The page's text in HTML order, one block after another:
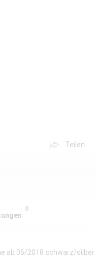
Teilen
0
ab 06/2018 schwarz/silber